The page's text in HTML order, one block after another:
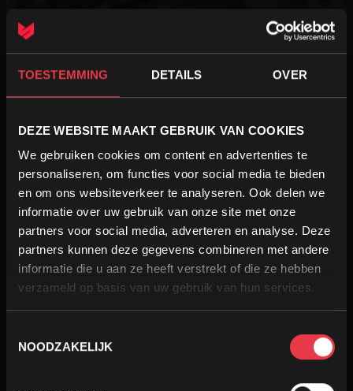
TOESTEMMING DETAILS OVER
DEZE WEBSITE MAAKT GEBRUIK VAN COOKIES
We gebruiken cookies om content en advertenties te
personaliseren, om functies voor social media te bieden
en om ons websiteverkeer te analyseren. Ook delen we
informatie over uw gebruik van onze site met onze
partners voor social media, adverteren en analyse. Deze
partners kunnen deze gegevens combineren met andere
informatie die u aan ze heeft verstrekt of die ze hebben
verzameld op basis van uw gebruik van hun services.
NOODZAKELIJK